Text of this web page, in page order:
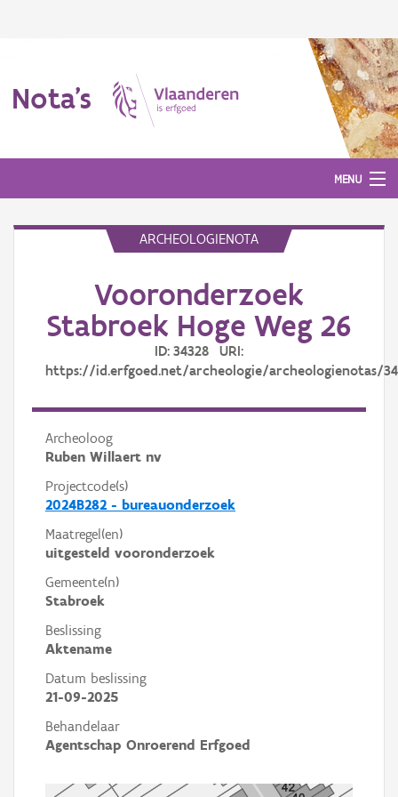
Nota's
MENU
ARCHEOLOGIENOTA
Vooronderzoek
Stabroek Hoge Weg 26
ID: 34328 URI:
https://id.erfgoed.net/archeologie/archeologienotas/
Archeoloog
Ruben Willaert nv
Projectcode(s)
2024B282 - bureauonderzoek
Maatregel(en)
uitgesteld vooronderzoek
Gemeente(n)
Stabroek
Beslissing
Aktename
Datum beslissing
21-09-2025
Behandelaar
Agentschap Onroerend Erfgoed